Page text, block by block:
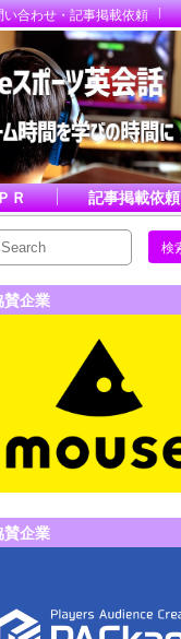
い合わせ・記事掲載依頼
Ｒ
記事掲載依頼
賛企業
賛企業